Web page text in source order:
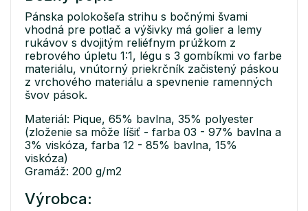
Pánska polokošeľa strihu s bočnými švami
vhodná pre potlač a výšivky má golier a lemy
rukávov s dvojitým reliéfnym prúžkom z
rebrového úpletu 1:1, légu s 3 gombíkmi vo farbe
materiálu, vnútorný priekrčník začistený páskou
z vrchového materiálu a spevnenie ramenných
švov pások.
Materiál: Pique, 65% bavlna, 35% polyester
(zloženie sa môže líšiť - farba 03 - 97% bavlna a
3% viskóza, farba 12 - 85% bavlna, 15%
viskóza)
Gramáž: 200 g/m2
Výrobca: